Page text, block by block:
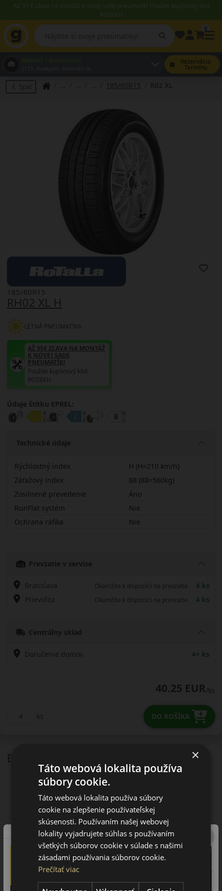
Až 35 € zľava na montáž k novej sade pneumatík! Použite kupónový kód
ROZBEH
Rezervácia
Termínu
Späť 185/60R15
RH02 XL H
185/60R15
LETNÁ PNEUMATIKA
AŽ 35€ ZĽAVA NA MONTÁŽ
K NOVEJ SADE
PNEUMATÍK!
Použite kupónový kód
ROZBEH
Údaje štítku EPREL:
Technické údaje
Rýchlostný index
H (H=210 km/h)
Záťažový index
88 (88=560kg)
Zosilnené prevedenie
Áno
RunFlat systém
Nie
Ochrana ráfika
Nie
Prevzatie v servise
Bratislava Okamžite k dispozícii na prevzatie
4 ks
Prievidza
Okamžite k dispozícii na prevzatie 4 ks
Centrálny sklad
Doručenie domov 4+ ks
40.25 EUR/ks
ks DO KOŠÍKA
EU - štítok ×
Táto webová lokalita používa
súbory cookie.
Táto webová lokalita používa súbory
cookie na zlepšenie používateľskej
skúsenosti. Používaním našej webovej
lokality vyjadrujete súhlas s používaním
všetkých súborov cookie v súlade s našimi
zásadami používania súborov cookie.
Prečítať viac